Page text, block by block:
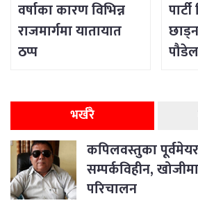
वर्षाका कारण विभिन्न
राजमार्गमा यातायात
ठप्प
पौडेल
भर्खरै
कपिलवस्तुका
सम्पर्कविहीन,
परिचालन